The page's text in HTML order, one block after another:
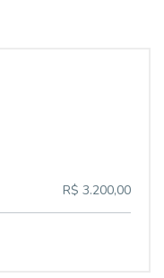
R$ 3.200,00